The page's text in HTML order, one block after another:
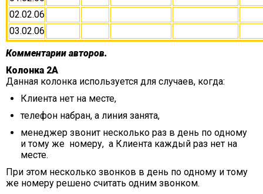
02.02.06
03.02.06
Комментарии авторов.
Колонка 2А
Данная колонка используется для случаев, когда:
Клиента нет на месте,
телефон набран, а линия занята,
менеджер звонит несколько раз в день по одному
и тому же номеру, а Клиента каждый раз нет на
месте.
При этом несколько звонков в день по одному и тому
же номеру решено считать одним звонком.